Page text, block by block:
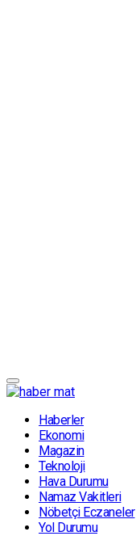
Haberler
Ekonomi
Magazin
Teknoloji
Hava Durumu
Namaz Vakitleri
Nöbetçi Eczaneler
Yol Durumu